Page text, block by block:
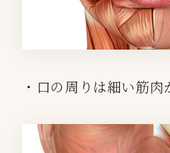
・口の周りは細い筋肉